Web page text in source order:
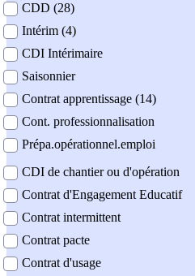
CDD (28)
Intérim (4)
CDI Intérimaire
Saisonnier
Contrat apprentissage (14)
Cont. professionnalisation
Prépa.opérationnel.emploi
CDI de chantier ou d'opération
Contrat d'Engagement Educatif
Contrat intermittent
Contrat pacte
Contrat d'usage